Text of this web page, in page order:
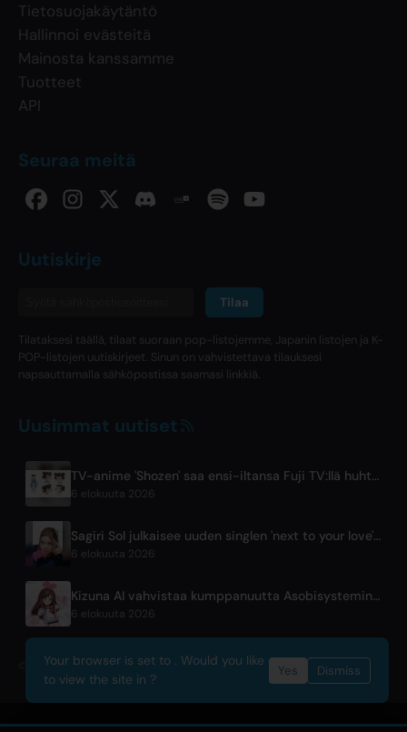
Tietosuojakäytäntö
Hallinnoi evästeitä
Mainosta kanssamme
Tuotteet
API
Seuraa meitä
Uutiskirje
Tilaa
Tilataksesi täällä, tilaat suoraan pop-listojemme, Japanin listojen ja K-
POP-listojen uutiskirjeet. Sinun on vahvistettava tilauksesi
napsauttamalla sähköpostissa saamasi linkkiä.
Uusimmat uutiset
TV-anime 'Shozen' saa ensi-iltansa Fuji TV:llä huhtikuussa 2027
6 elokuuta 2026
Sagiri Sol julkaisee uuden singlen 'next to your love' tauon jälkeen
6 elokuuta 2026
Kizuna AI vahvistaa kumppanuutta Asobisystemin kanssa ennen 10-vuotisjuhlamatkaa
6 elokuuta 2026
© 2026 OnlyHit. All rights reserved. - Metadata provided byACRCloud
Your browser is set to . Would you like
to view the site in ?
Yes Dismiss